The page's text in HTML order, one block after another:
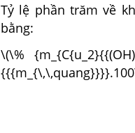
Tỷ lệ phần trăm về
bằng:
\(\%